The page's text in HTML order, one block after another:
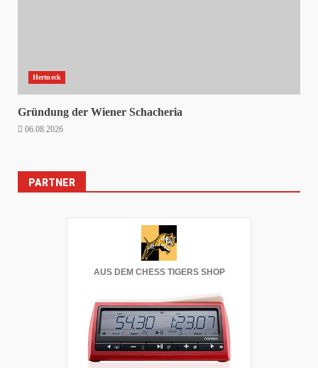
Hertneck
Gründung der Wiener Schacheria
06.08.2026
PARTNER
AUS DEM CHESS TIGERS SHOP